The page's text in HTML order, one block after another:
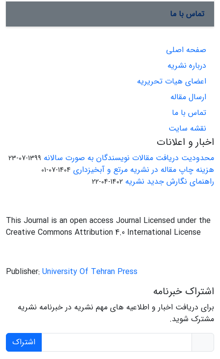
تماس با ما
صفحه اصلی
درباره نشریه
اعضای هیات تحریریه
ارسال مقاله
تماس با ما
نقشه سایت
اخبار و اعلانات
محدودیت دریافت مقالات نویسندگان به صورت سالانه 1399-07-23
هزینه چاپ مقاله در نشریه مرتع و آبخیزداری 1404-07-01
راهنمای نگارش جدید نشریه 1402-04-22
This Journal is an open access Journal Licensed under the
Creative Commons Attribution 4.0 International License
Publisher: University Of Tehran Press
اشتراک خبرنامه
برای دریافت اخبار و اطلاعیه های مهم نشریه در خبرنامه نشریه
مشترک شوید.
اشتراک